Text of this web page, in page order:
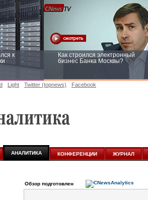
к
Как строился электронный
бизнес Банка Москвы?
Light Twitter (topnews) Facebook
АНАЛИТИКА КОНФЕРЕНЦИИ ЖУРНАЛ
Обзор подготовлен